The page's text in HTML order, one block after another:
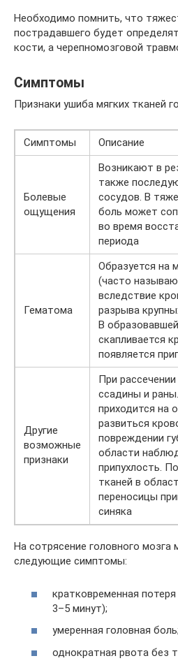
Необходимо помнить, что
пострадавшего будет
кости, а черепномозговой
Симптомы
Признаки ушиба мягких тканей
Симптомы Описание
Болевые
ощущения
Возникают в
также
сосудов. В
боль может
во время
периода
Гематома
Образуется на
(часто
вследствие
разрыва
В
скапливается
появляется
Другие
возможные
признаки
При
ссадины и
приходится на
развиться
повреждении
области
припухлость.
тканей в
переносицы
синяка
На сотрясение головного мозга
следующие симптомы:
кратковременная
3–5 минут);
умеренная головная боль;
однократная рвота без